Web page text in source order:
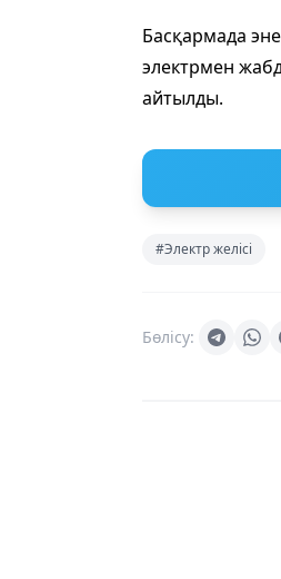
Басқармада
электрмен
айтылды.
#Электр желісі
Бөлісу: